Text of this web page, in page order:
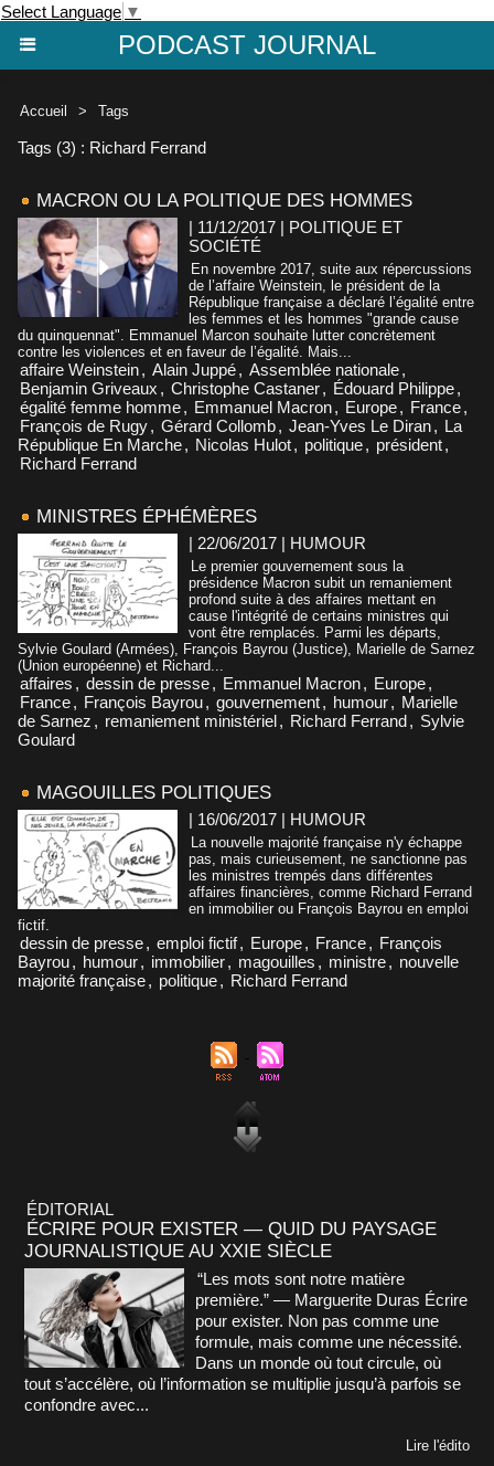
Select Language ▼
PODCAST JOURNAL
Accueil > Tags
Tags (3) : Richard Ferrand
MACRON OU LA POLITIQUE DES HOMMES
| 11/12/2017 | POLITIQUE ET
SOCIÉTÉ
En novembre 2017, suite aux répercussions
de l’affaire Weinstein, le président de la
République française a déclaré l’égalité entre
les femmes et les hommes "grande cause
du quinquennat". Emmanuel Marcon souhaite lutter concrètement
contre les violences et en faveur de l’égalité. Mais...
affaire Weinstein, Alain Juppé, Assemblée nationale,
Benjamin Griveaux , Christophe Castaner, Édouard Philippe,
égalité femme homme, Emmanuel Macron, Europe, France,
François de Rugy, Gérard Collomb, Jean-Yves Le Diran, La
République En Marche, Nicolas Hulot, politique, président,
Richard Ferrand
MINISTRES ÉPHÉMÈRES
| 22/06/2017 | HUMOUR
Le premier gouvernement sous la
présidence Macron subit un remaniement
profond suite à des affaires mettant en
cause l'intégrité de certains ministres qui
vont être remplacés. Parmi les départs,
Sylvie Goulard (Armées), François Bayrou (Justice), Marielle de Sarnez
(Union européenne) et Richard...
affaires , dessin de presse, Emmanuel Macron, Europe,
France, François Bayrou, gouvernement, humour, Marielle
de Sarnez , remaniement ministériel, Richard Ferrand, Sylvie
Goulard
MAGOUILLES POLITIQUES
| 16/06/2017 | HUMOUR
La nouvelle majorité française n'y échappe
pas, mais curieusement, ne sanctionne pas
les ministres trempés dans différentes
affaires financières, comme Richard Ferrand
en immobilier ou François Bayrou en emploi
fictif.
dessin de presse, emploi fictif, Europe, France, François
Bayrou, humour, immobilier, magouilles , ministre, nouvelle
majorité française, politique, Richard Ferrand
ÉDITORIAL
ÉCRIRE POUR EXISTER — QUID DU PAYSAGE
JOURNALISTIQUE AU XXIE SIÈCLE
“Les mots sont notre matière
première.” — Marguerite Duras Écrire
pour exister. Non pas comme une
formule, mais comme une nécessité.
Dans un monde où tout circule, où
tout s’accélère, où l’information se multiplie jusqu’à parfois se
confondre avec...
Lire l'édito